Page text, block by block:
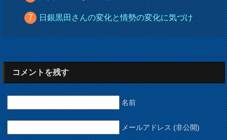
日銀黒田さんの変化と情勢の変化に気づけ
コメントを残す
名前
メールアドレス (非公開)